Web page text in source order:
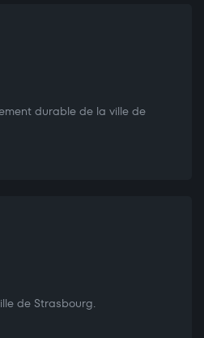
durable de la ville de
de Strasbourg.